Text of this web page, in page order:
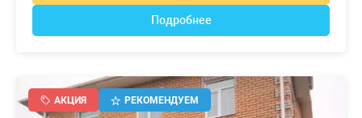
Подробнее
АКЦИЯ РЕКОМЕНДУЕМ